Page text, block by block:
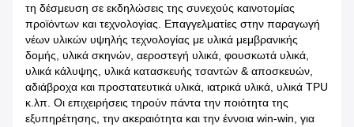
τη δέσμευση σε εκδηλώσεις της συνεχούς καινοτομίας
προϊόντων και τεχνολογίας. Επαγγελματίες στην παραγωγή
νέων υλικών υψηλής τεχνολογίας με υλικά μεμβρανικής
δομής, υλικά σκηνών, αεροστεγή υλικά, φουσκωτά υλικά,
υλικά κάλυψης, υλικά κατασκευής τσαντών & αποσκευών,
αδιάβροχα και προστατευτικά υλικά, ιατρικά υλικά, υλικά TPU
κ.λπ. Οι επιχειρήσεις τηρούν πάντα την ποιότητα της
εξυπηρέτησης, την ακεραιότητα και την έννοια win-win, για